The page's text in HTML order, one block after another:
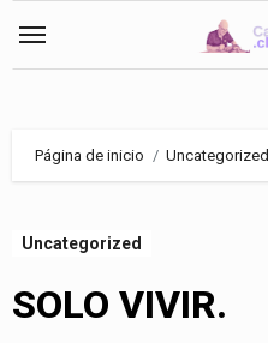
Página de inicio Uncategorized
Uncategorized
SOLO VIVIR.